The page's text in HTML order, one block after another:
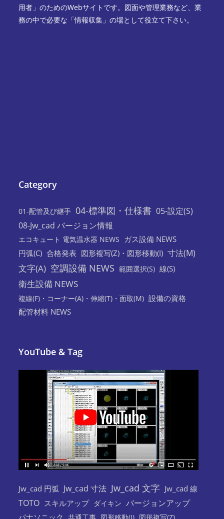
用者」のためのWebサイトです。図面や管理業務など、業
務の中で必要な「情報収集」の場として役立て下さい。
Category
01-配管及び継手 04-標準図・仕様書 05-設定(S)
08-Jw_cad バージョン情報
エコキュート 電気温水器 NEWS
ガス設備 NEWS
円弧(C) 合格発表 図形複写(Z)・図形移動(I) 寸法(M)
文字(A) 空調設備 NEWS 範囲選択(S) 線(S)
衛生設備 NEWS
複線(F)・コーナー(A)・伸縮(T)・面取(M) 設備の資格
配管材料 NEWS
YouTube & Tag
Jw_cad 円弧 Jw_cad 寸法 Jw_cad 文字 Jw_cad 線
TOTO スキルアップ ダイキン バージョンアップ
パナソニック